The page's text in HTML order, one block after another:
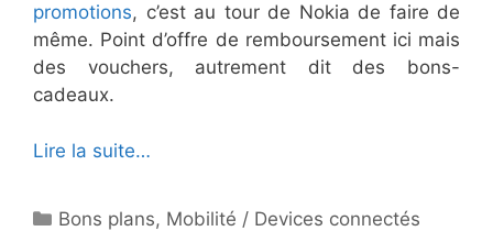
promotions, c’est au tour de Nokia de faire de
même. Point d’offre de remboursement ici mais
des vouchers, autrement dit des bons-
cadeaux.
Lire la suite…
Catégories
Bons plans, Mobilité / Devices connectés